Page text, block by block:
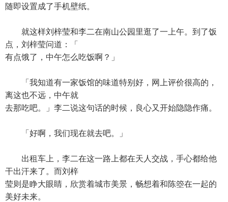
随即设置成了手机壁纸。
就这样刘梓莹和李二在南山公园里逛了一上午。到了饭
点，刘梓莹问道：「
有点饿了，中午怎么吃饭啊？」
「我知道有一家饭馆的味道特别好，网上评价很高的，
离这也不远，中午就
去那吃吧。」李二说这句话的时候，良心又开始隐隐作痛。
「好啊，我们现在就去吧。」
出租车上，李二在这一路上都在天人交战，手心都给他
干出汗来了。而刘梓
莹则是睁大眼睛，欣赏着城市美景，畅想着和陈箜在一起的
美好未来。